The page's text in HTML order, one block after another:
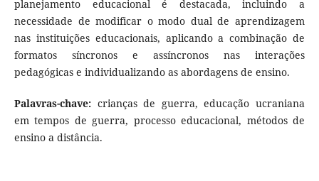
planejamento educacional é destacada, incluindo a
necessidade de modificar o modo dual de aprendizagem
nas instituições educacionais, aplicando a combinação de
formatos síncronos e assíncronos nas interações
pedagógicas e individualizando as abordagens de ensino.
Palavras-chave: crianças de guerra, educação ucraniana
em tempos de guerra, processo educacional, métodos de
ensino a distância.